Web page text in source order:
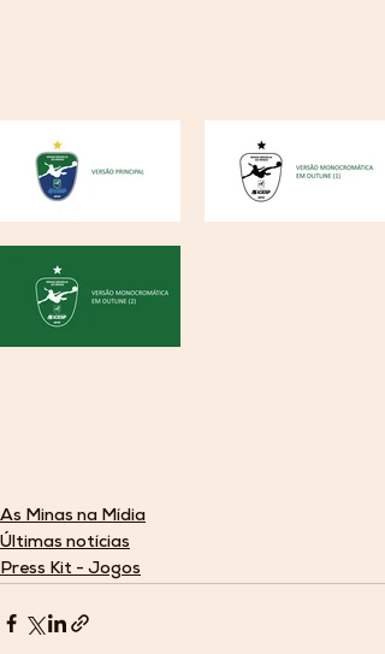
As Minas na Mídia
Últimas notícias
Press Kit - Jogos